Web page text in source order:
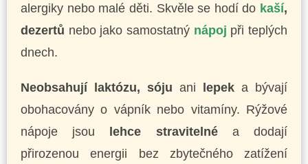
alergiky nebo malé děti. Skvěle se hodí do kaší,
dezertů nebo jako samostatný nápoj při teplých
dnech.
Neobsahují laktózu, sóju ani lepek a bývají
obohacovány o vápník nebo vitamíny. Rýžové
nápoje jsou lehce stravitelnéa dodají
přirozenou energii bez zbytečného zatížení